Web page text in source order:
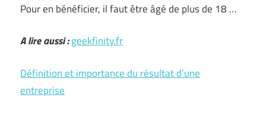
Pour en bénéficier, il faut être âgé de plus de 18 …
A lire aussi :geekfinity.fr
Définition et importance du résultat d’une
entreprise